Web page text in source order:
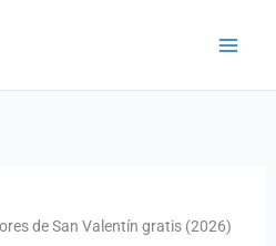
de San Valentín gratis (2026)